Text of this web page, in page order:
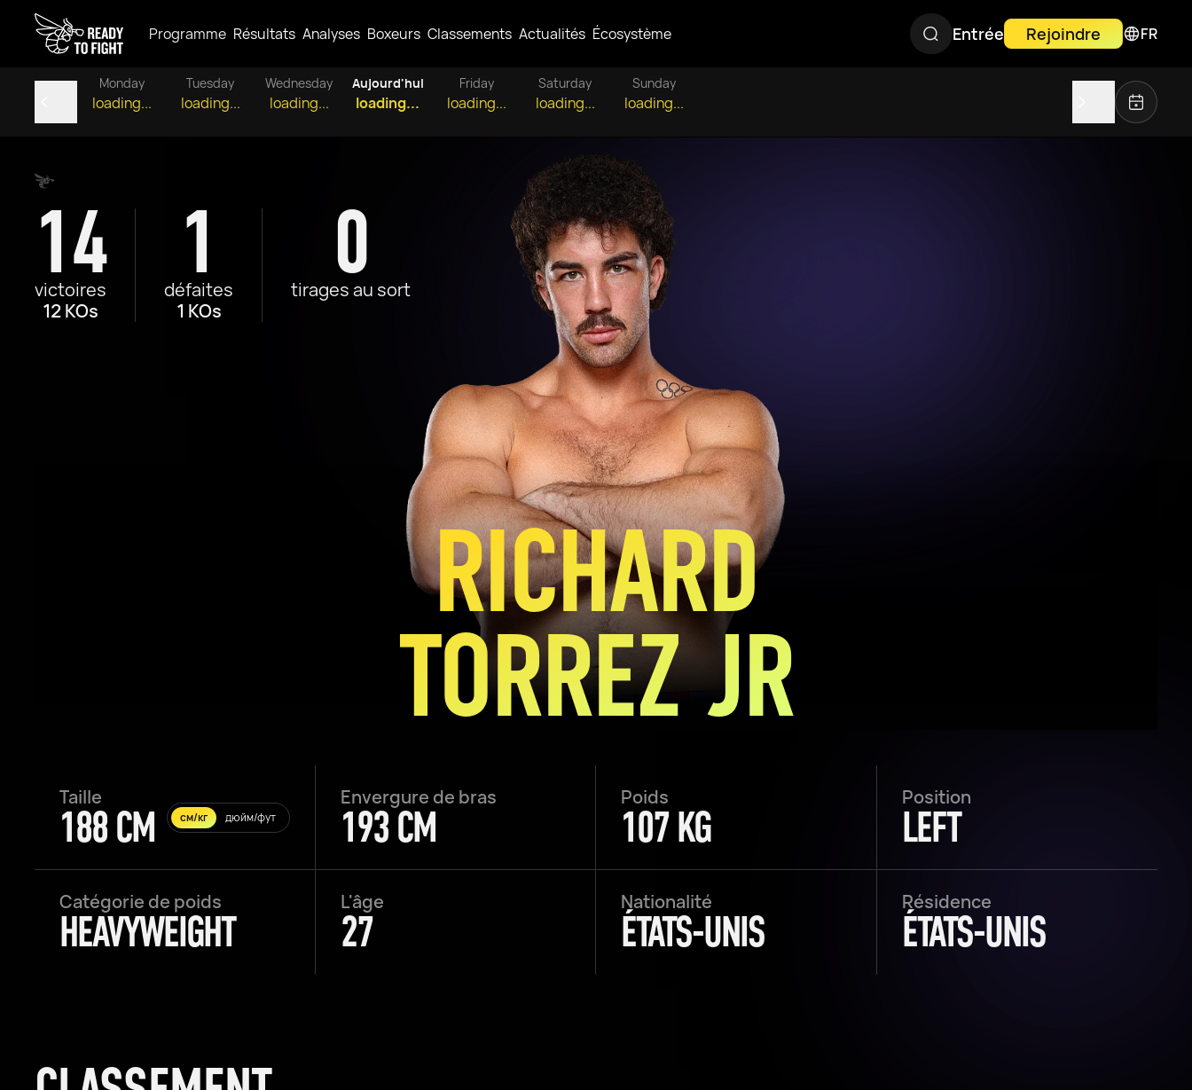
Programme Résultats Analyses Boxeurs Classements Actualités Écosystème Entrée Rejoindre FR
Monday
loading...
Tuesday
loading...
Wednesday
loading...
Aujourd'hui
loading...
Friday
loading...
Saturday
loading...
Sunday
loading...
14
victoires
12 KOs
1
défaites
1 KOs
0
tirages au sort
RICHARD
TORREZ JR
Taille
188 CM см/кг дюйм/фут
Envergure de bras
193 CM
Poids
107 KG
Position
LEFT
Catégorie de poids
HEAVYWEIGHT
L'âge
27
Nationalité
ÉTATS-UNIS
Résidence
ÉTATS-UNIS